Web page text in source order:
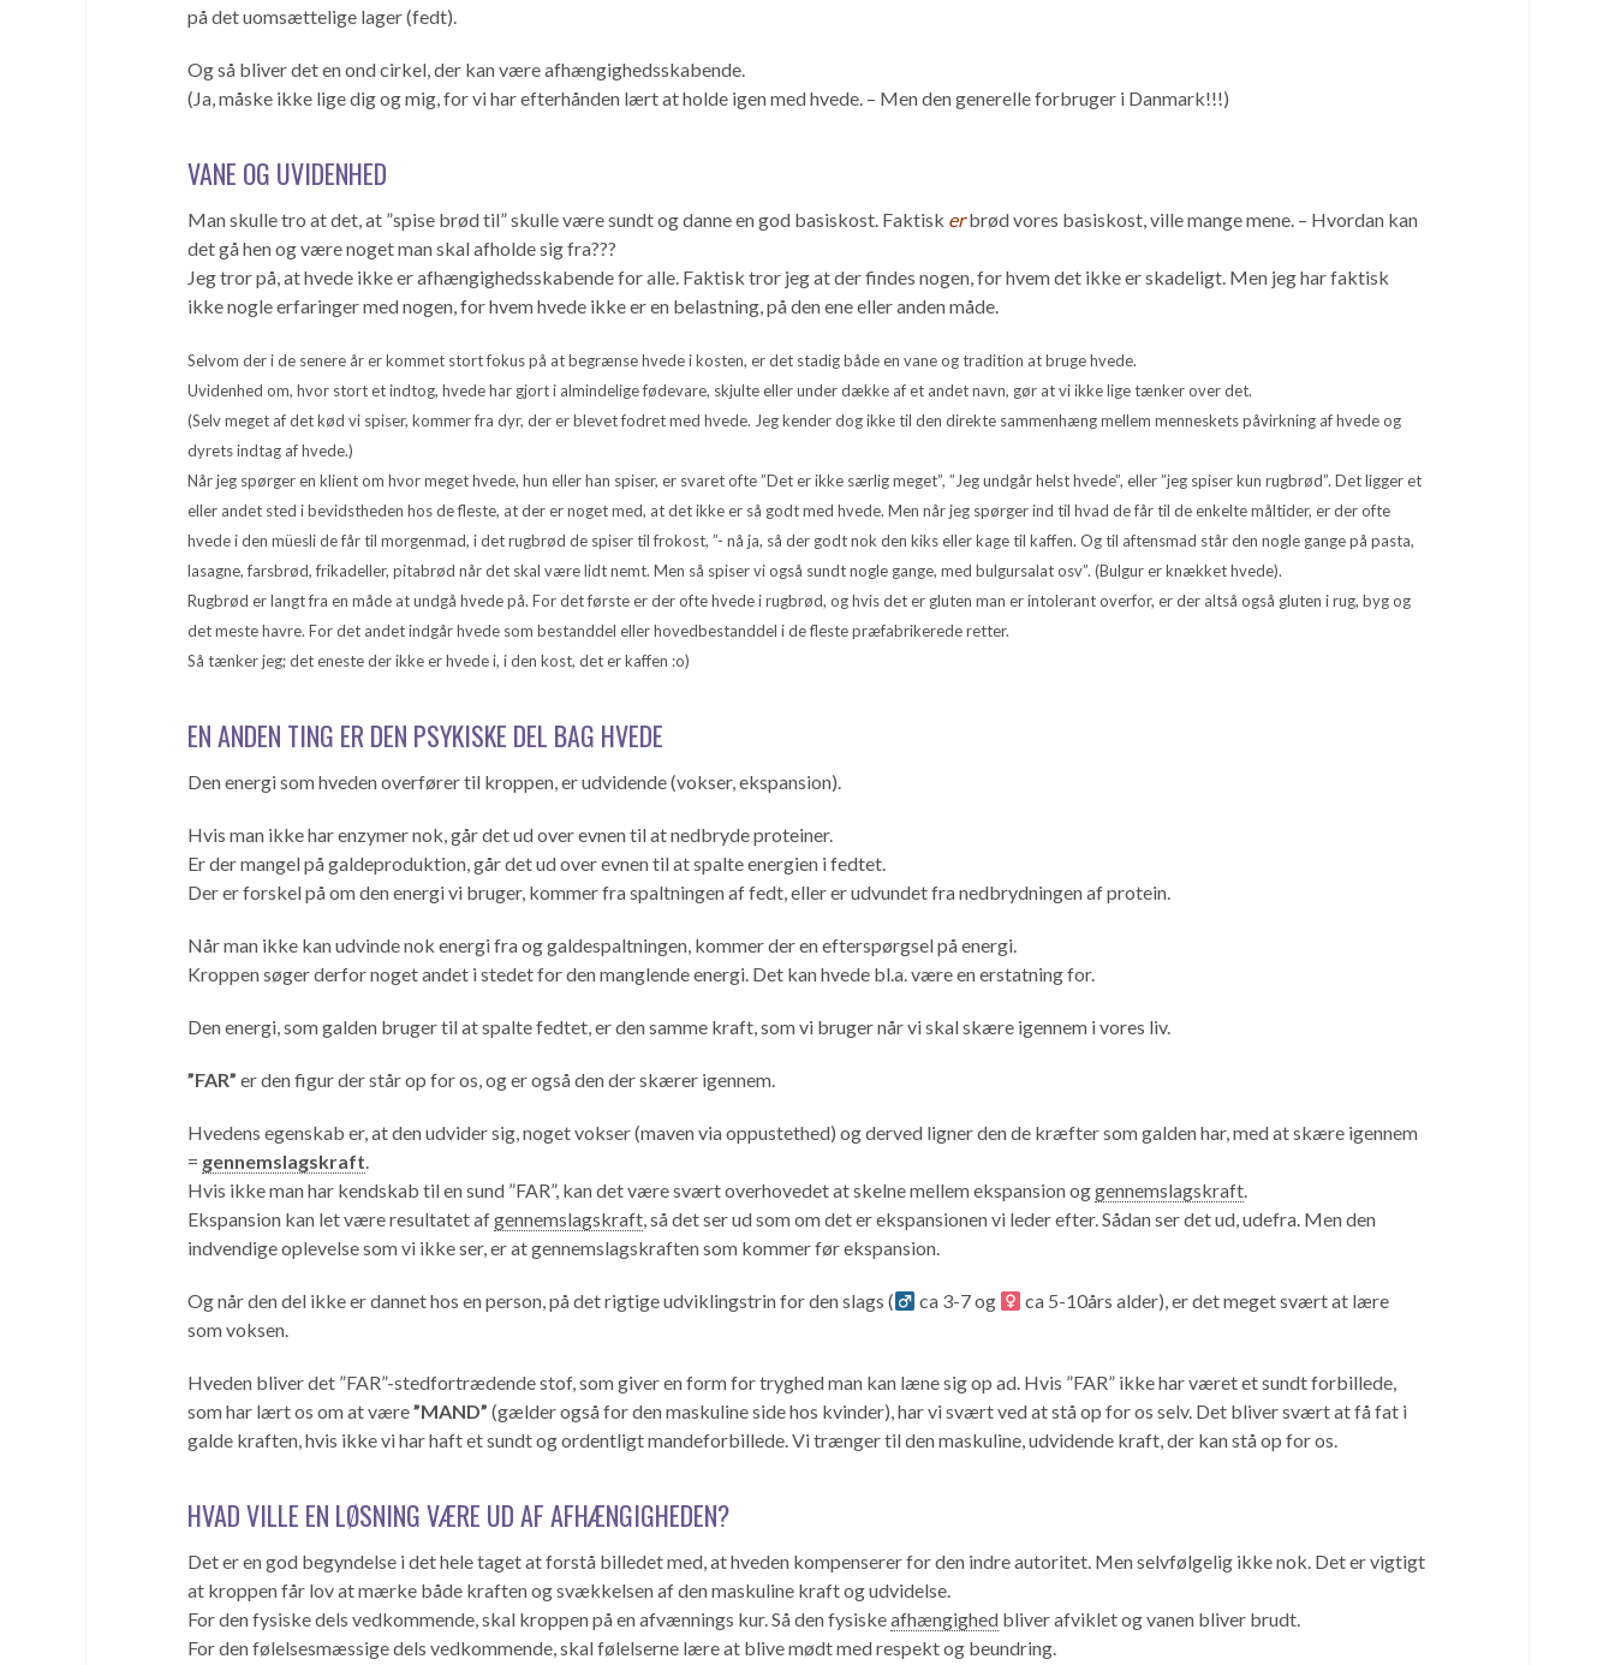
på det uomsættelige lager (fedt).
Og så bliver det en ond cirkel, der kan være afhængighedsskabende.
(Ja, måske ikke lige dig og mig, for vi har efterhånden lært at holde igen med hvede. – Men den generelle forbruger i Danmark!!!)
VANE OG UVIDENHED
Man skulle tro at det, at ”spise brød til” skulle være sundt og danne en god basiskost. Faktisk erbrød vores basiskost, ville mange mene. – Hvordan kan
det gå hen og være noget man skal afholde sig fra???
Jeg tror på, at hvede ikke er afhængighedsskabende for alle. Faktisk tror jeg at der findes nogen, for hvem det ikke er skadeligt. Men jeg har faktisk
ikke nogle erfaringer med nogen, for hvem hvede ikke er en belastning, på den ene eller anden måde.
Selvom der i de senere år er kommet stort fokus på at begrænse hvede i kosten, er det stadig både en vane og tradition at bruge hvede.
Uvidenhed om, hvor stort et indtog, hvede har gjort i almindelige fødevare, skjulte eller under dække af et andet navn, gør at vi ikke lige tænker over det.
(Selv meget af det kød vi spiser, kommer fra dyr, der er blevet fodret med hvede. Jeg kender dog ikke til den direkte sammenhæng mellem menneskets påvirkning af hvede og
dyrets indtag af hvede.)
Når jeg spørger en klient om hvor meget hvede, hun eller han spiser, er svaret ofte ”Det er ikke særlig meget”, ”Jeg undgår helst hvede”, eller ”jeg spiser kun rugbrød”. Det ligger et
eller andet sted i bevidstheden hos de fleste, at der er noget med, at det ikke er så godt med hvede. Men når jeg spørger ind til hvad de får til de enkelte måltider, er der ofte
hvede i den müesli de får til morgenmad, i det rugbrød de spiser til frokost, ”- nå ja, så der godt nok den kiks eller kage til kaffen. Og til aftensmad står den nogle gange på pasta,
lasagne, farsbrød, frikadeller, pitabrød når det skal være lidt nemt. Men så spiser vi også sundt nogle gange, med bulgursalat osv”. (Bulgur er knækket hvede).
Rugbrød er langt fra en måde at undgå hvede på. For det første er der ofte hvede i rugbrød, og hvis det er gluten man er intolerant overfor, er der altså også gluten i rug, byg og
det meste havre. For det andet indgår hvede som bestanddel eller hovedbestanddel i de fleste præfabrikerede retter.
Så tænker jeg; det eneste der ikke er hvede i, i den kost, det er kaffen :o)
EN ANDEN TING ER DEN PSYKISKE DEL BAG HVEDE
Den energi som hveden overfører til kroppen, er udvidende (vokser, ekspansion).
Hvis man ikke har enzymer nok, går det ud over evnen til at nedbryde proteiner.
Er der mangel på galdeproduktion, går det ud over evnen til at spalte energien i fedtet.
Der er forskel på om den energi vi bruger, kommer fra spaltningen af fedt, eller er udvundet fra nedbrydningen af protein.
Når man ikke kan udvinde nok energi fra og galdespaltningen, kommer der en efterspørgsel på energi.
Kroppen søger derfor noget andet i stedet for den manglende energi. Det kan hvede bl.a. være en erstatning for.
Den energi, som galden bruger til at spalte fedtet, er den samme kraft, som vi bruger når vi skal skære igennem i vores liv.
”FAR” er den figur der står op for os, og er også den der skærer igennem.
Hvedens egenskab er, at den udvider sig, noget vokser (maven via oppustethed) og derved ligner den de kræfter som galden har, med at skære igennem
= gennemslagskraft.
Hvis ikke man har kendskab til en sund ”FAR”, kan det være svært overhovedet at skelne mellem ekspansion oggennemslagskraft.
Ekspansion kan let være resultatet afgennemslagskraft, så det ser ud som om det er ekspansionen vi leder efter. Sådan ser det ud, udefra. Men den
indvendige oplevelse som vi ikke ser, er at gennemslagskraften som kommer før ekspansion.
Og når den del ikke er dannet hos en person, på det rigtige udviklingstrin for den slags ( ca 3-7 og
ca 5-10års alder), er det meget svært at lære
som voksen.
Hveden bliver det ”FAR”-stedfortrædende stof, som giver en form for tryghed man kan læne sig op ad. Hvis ”FAR” ikke har været et sundt forbillede,
som har lært os om at være”MAND” (gælder også for den maskuline side hos kvinder), har vi svært ved at stå op for os selv. Det bliver svært at få fat i
galde kraften, hvis ikke vi har haft et sundt og ordentligt mandeforbillede. Vi trænger til den maskuline, udvidende kraft, der kan stå op for os.
HVAD VILLE EN LØSNING VÆRE UD AF AFHÆNGIGHEDEN?
Det er en god begyndelse i det hele taget at forstå billedet med, at hveden kompenserer for den indre autoritet. Men selvfølgelig ikke nok. Det er vigtigt
at kroppen får lov at mærke både kraften og svækkelsen af den maskuline kraft og udvidelse.
For den fysiske dels vedkommende, skal kroppen på en afvænnings kur. Så den fysiskeafhængighed bliver afviklet og vanen bliver brudt.
For den følelsesmæssige dels vedkommende, skal følelserne lære at blive mødt med respekt og beundring.